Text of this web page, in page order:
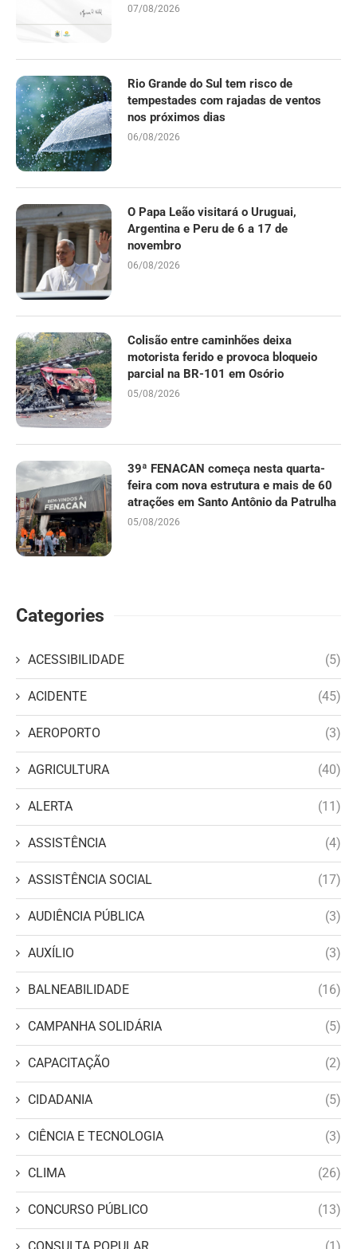
07/08/2026
Rio Grande do Sul tem risco de
tempestades com rajadas de ventos
nos próximos dias
06/08/2026
O Papa Leão visitará o Uruguai,
Argentina e Peru de 6 a 17 de
novembro
06/08/2026
Colisão entre caminhões deixa
motorista ferido e provoca bloqueio
parcial na BR-101 em Osório
05/08/2026
39ª FENACAN começa nesta quarta-
feira com nova estrutura e mais de 60
atrações em Santo Antônio da Patrulha
05/08/2026
Categories
ACESSIBILIDADE (5)
ACIDENTE (45)
AEROPORTO (3)
AGRICULTURA (40)
ALERTA (11)
ASSISTÊNCIA (4)
ASSISTÊNCIA SOCIAL (17)
AUDIÊNCIA PÚBLICA (3)
AUXÍLIO (3)
BALNEABILIDADE (16)
CAMPANHA SOLIDÁRIA (5)
CAPACITAÇÃO (2)
CIDADANIA (5)
CIÊNCIA E TECNOLOGIA (3)
CLIMA (26)
CONCURSO PÚBLICO (13)